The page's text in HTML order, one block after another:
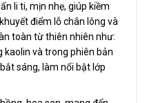
li ti, mịn nhẹ, giúp kiềm
điểm lỗ chân lông và
toàn từ thiên nhiên như:
kaolin và trong phiên bản
sáng, làm nổi bật lớp